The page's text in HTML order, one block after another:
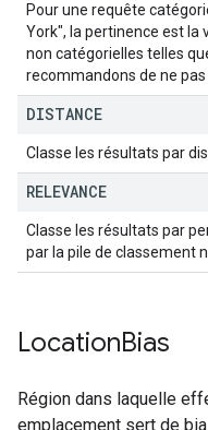
Pour une requête
York", la pertinence est la
non catégorielles telles
recommandons de ne
DISTANCE
Classe les résultats par
RELEVANCE
Classe les résultats par
par la pile de classement
LocationBias
Région dans laquelle
emplacement sert de